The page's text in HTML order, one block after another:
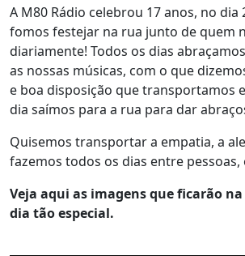
A M80 Rádio celebrou 17 anos, no dia
fomos festejar na rua junto de quem
diariamente! Todos os dias
as nossas músicas, com o que
e boa disposição que transportamos
dia saímos para a rua para dar
Quisemos transportar a empatia, a
fazemos todos os dias entre pessoas,
Veja aqui as imagens que ficarão
dia tão especial.